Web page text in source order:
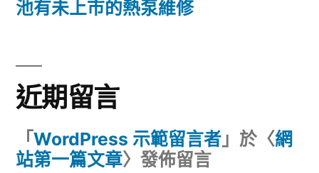
池有未上市的熱泵維修
近期留言
「 WordPress 示範留言者 」於〈網
站第一篇文章〉發佈留言